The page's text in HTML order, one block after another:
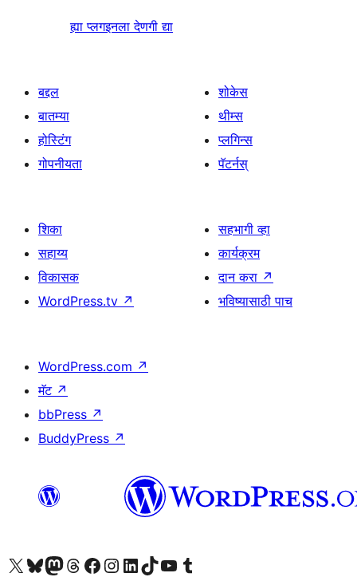
ह्या प्लगइनला देणगी द्या
बद्दल
बातम्या
होस्टिंग
गोपनीयता
शोकेस
थीम्स
प्लगिन्स
पॅटर्नस्
शिका
सहाय्य
विकासक
WordPress.tv ↗
सहभागी व्हा
कार्यक्रम
दान करा ↗
भविष्यासाठी पाच
WordPress.com ↗
मॅट ↗
bbPress ↗
BuddyPress ↗
आमच्या X (एक्स) (पूर्वीचे ट्विटर) खात्याला भेट द्या आमच्या ब्लूस्की खात्याला भेट द्या.आमच्या Mastodon खात्याला भेट द्या.आमच्या थ्रेड्स खात्याला भेट द्या. आमच्या फेसबुक पेजला भेट द्या आमच्या इंस्टाग्राम खात्याला भेट द्या आमच्या लिंक्डइन खात्याला भेट द्या आमच्या टिकटॉक अकाउंटला भेट द्या.आमच्या यूट्यूब चॅनेलला भेट द्या आमच्या टंबलर खात्याला भेट द्या.